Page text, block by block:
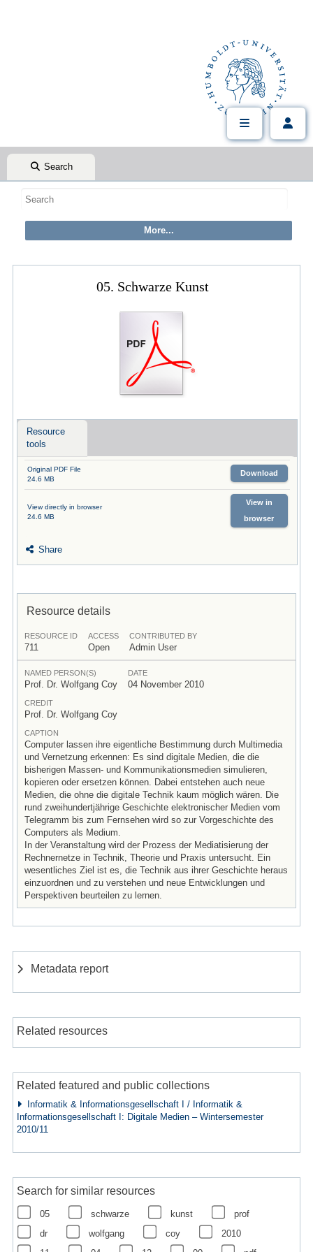
Search
05. Schwarze Kunst
Resource
tools
Original PDF File
24.6 MB
Download
View directly in browser
24.6 MB
View in
browser
Share
Resource details
RESOURCE ID
711
ACCESS
Open
CONTRIBUTED BY
Admin User
NAMED PERSON(S)
Prof. Dr. Wolfgang Coy
DATE
04 November 2010
CREDIT
Prof. Dr. Wolfgang Coy
CAPTION
Computer lassen ihre eigentliche Bestimmung durch Multimedia
und Vernetzung erkennen: Es sind digitale Medien, die die
bisherigen Massen- und Kommunikationsmedien simulieren,
kopieren oder ersetzen können. Dabei entstehen auch neue
Medien, die ohne die digitale Technik kaum möglich wären. Die
rund zweihundertjährige Geschichte elektronischer Medien vom
Telegramm bis zum Fernsehen wird so zur Vorgeschichte des
Computers als Medium.
In der Veranstaltung wird der Prozess der Mediatisierung der
Rechnernetze in Technik, Theorie und Praxis untersucht. Ein
wesentliches Ziel ist es, die Technik aus ihrer Geschichte heraus
einzuordnen und zu verstehen und neue Entwicklungen und
Perspektiven beurteilen zu lernen.
Metadata report
Related resources
Related featured and public collections
Informatik & Informationsgesellschaft I / Informatik &
Informationsgesellschaft I: Digitale Medien – Wintersemester
2010/11
Search for similar resources
05 schwarze kunst
prof
dr
wolfgang coy
2010